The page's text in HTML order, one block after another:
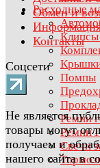
Расходные
Клипсы
Помпы
Ремни
Ремни
Свечи
Обмен и
Контакты
Соцсети
Не является
товары могут
получаем и
нашего сайта в